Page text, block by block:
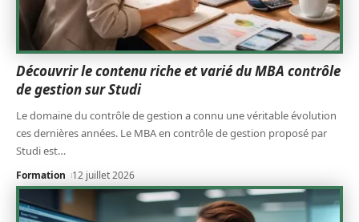
Découvrir le contenu riche et varié du MBA contrôle
de gestion sur Studi
Le domaine du contrôle de gestion a connu une véritable évolution
ces dernières années. Le MBA en contrôle de gestion proposé par
Studi est…
Formation 12 juillet 2026